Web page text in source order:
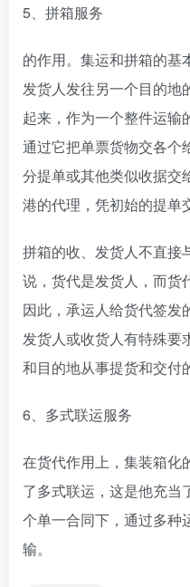
5、拼箱服务
的作用。集运和拼箱的基
发货人发往另一个目的地
起来，作为一个整件运输
通过它把单票货物交各个
分提单或其他类似收据交
港的代理，凭初始的提单
拼箱的收、发货人不直接
说，货代是发货人，而货
因此，承运人给货代签发
发货人或收货人有特殊要
和目的地从事提货和交付
6、多式联运服务
在货代作用上，集装箱化
了多式联运，这是他充当
个单一合同下，通过多种
输。